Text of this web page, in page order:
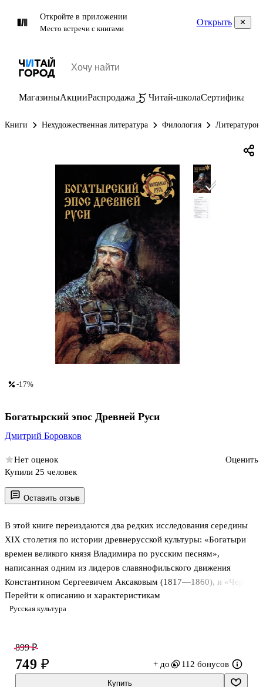
Откройте в приложении
Место встречи с книгами
Открыть
МагазиныАкцииРаспродажа Читай-школаСертификаты
Книги Нехудожественная литература Филология
Оставить отзыв
Русская культура
В этой книге переиздаются два редких исследования середины
XIX столетия по истории древнерусской культуры: «Богатыри
времен великого князя Владимира по русским песням»,
написанная одним из лидеров славянофильского движения
Константином Сергеевичем Аксаковым (1817—1860), и «Черты
народной южнорусской истории» Николая Ивановича
Костомарова (1817—1885). В приложении помещены песни об
Васильевичем Киреевским (1808—1856), которые
использовались в публикуемых работах в качестве предмета
Перейти к описанию и характеристикам
-17%
Богатырский эпос Древней Руси
Дмитрий Боровков
Нет оценок
Оценить
Купили 25 человек
899 ₽
749 ₽ + до 112 бонусов
Купить